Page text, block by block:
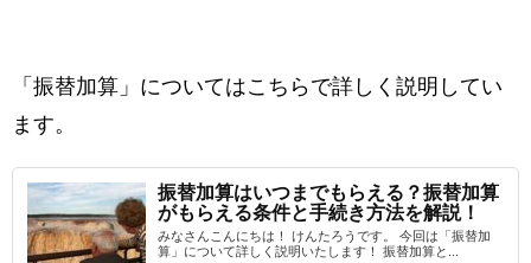
「振替加算」についてはこちらで詳しく説明してい
ます。
振替加算はいつまでもらえる？振替加算
がもらえる条件と手続き方法を解説！
みなさんこんにちは！ けんたろうです。 今回は「振替加
算」について詳しく説明いたします！ 振替加算と...